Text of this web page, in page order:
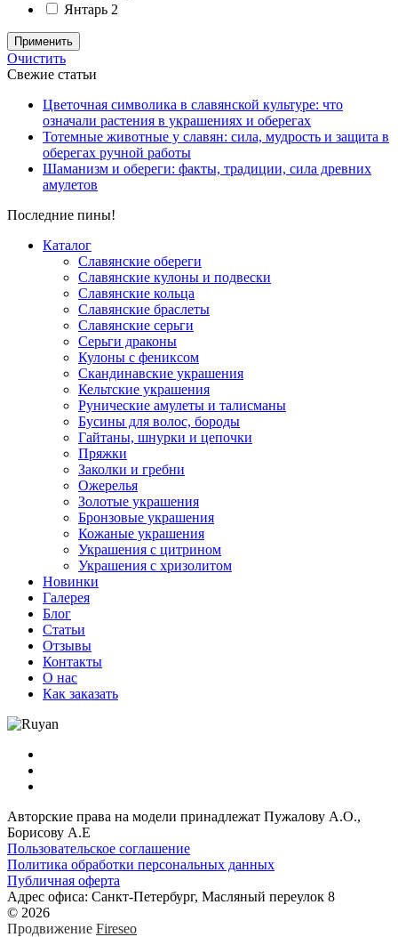
Янтарь 2
Применить
Очистить
Свежие статьи
Цветочная символика в славянской культуре: что
означали растения в украшениях и оберегах
Тотемные животные у славян: сила, мудрость и защита в
оберегах ручной работы
Шаманизм и обереги: факты, традиции, сила древних
амулетов
Последние пины!
Каталог
Славянские обереги
Славянские кулоны и подвески
Славянские кольца
Славянские браслеты
Славянские серьги
Серьги драконы
Кулоны с фениксом
Скандинавские украшения
Кельтские украшения
Рунические амулеты и талисманы
Бусины для волос, бороды
Гайтаны, шнурки и цепочки
Пряжки
Заколки и гребни
Ожерелья
Золотые украшения
Бронзовые украшения
Кожаные украшения
Украшения с цитрином
Украшения с хризолитом
Новинки
Галерея
Блог
Статьи
Отзывы
Контакты
О нас
Как заказать
Авторские права на модели принадлежат Пужалову А.О.,
Борисову А.Е
Пользовательское соглашение
Политика обработки персональных данных
Публичная оферта
Адрес офиса: Санкт-Петербург, Масляный переулок 8
© 2026
Продвижение Fireseo